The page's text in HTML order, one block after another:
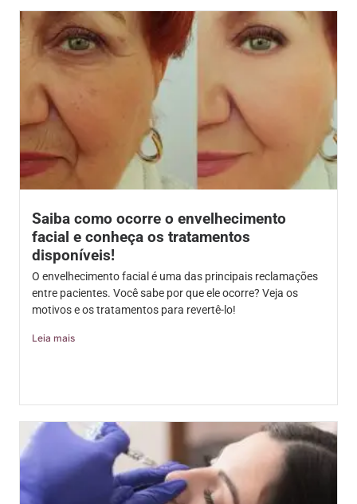
Saiba como ocorre o envelhecimento
facial e conheça os tratamentos
disponíveis!
O envelhecimento facial é uma das principais reclamações
entre pacientes. Você sabe por que ele ocorre? Veja os
motivos e os tratamentos para revertê-lo!
Leia mais